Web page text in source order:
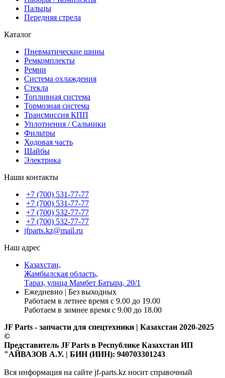
Пальцы
Передняя стрела
Каталог
Пневматические шины
Ремкомплекты
Ремни
Система охлаждения
Стекла
Топливная система
Тормозная система
Трансмиссия КПП
Уплотнения / Сальники
Фильтры
Ходовая часть
Шайбы
Электрика
Наши контакты
+7 (700) 531-77-77
+7 (700) 531-77-77
+7 (700) 532-77-77
+7 (700) 532-77-77
jfparts.kz@mail.ru
Наш адрес
Казахстан,
Жамбылская область,
Тараз, улица Мамбет Батыра, 20/1
Ежедневно | Без выходных
Работаем в летнее время с 9.00 до 19.00
Работаем в зимнее время с 9.00 до 18.00
JF Parts - запчасти для спецтехники | Казахстан 2020-2025
©
Представитель JF Parts в Республике Казахстан ИП
"АЙВАЗОВ А.У. | БИН (ИИН): 940703301243
Вся информация на сайте jf-parts.kz носит справочный